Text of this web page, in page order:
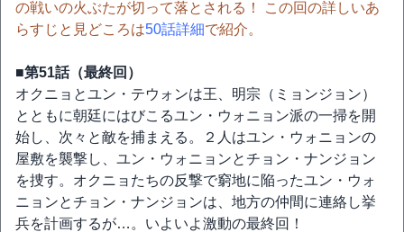
の戦いの火ぶたが切って落とされる！ この回の詳しいあ
らすじと見どころは50話詳細で紹介。
■第51話（最終回）
オクニョとユン・テウォンは王、明宗（ミョンジョン）
とともに朝廷にはびこるユン・ウォニョン派の一掃を開
始し、次々と敵を捕まえる。２人はユン・ウォニョンの
屋敷を襲撃し、ユン・ウォニョンとチョン・ナンジョン
を捜す。オクニョたちの反撃で窮地に陥ったユン・ウォ
ニョンとチョン・ナンジョンは、地方の仲間に連絡し挙
兵を計画するが…。いよいよ激動の最終回！